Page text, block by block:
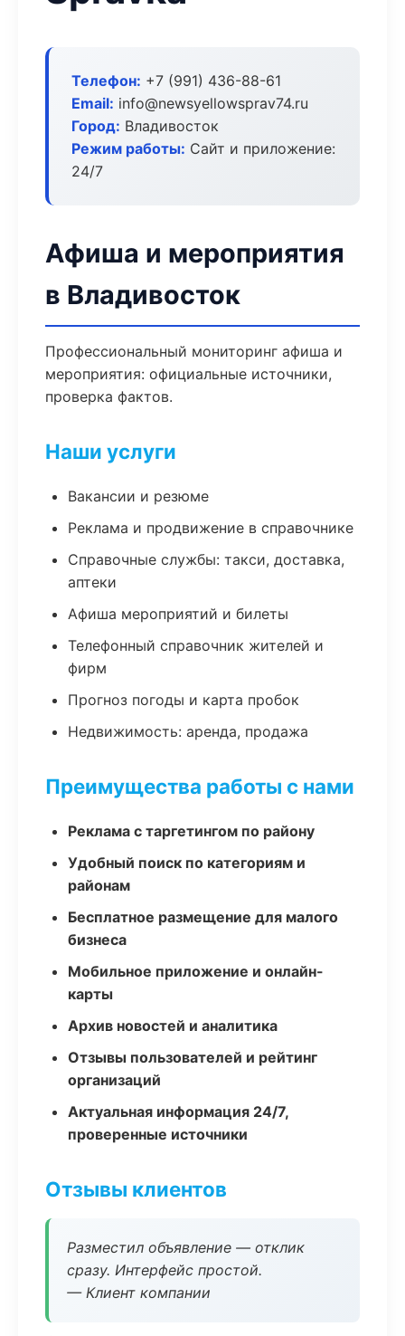
Телефон: +7 (991) 436-88-61
Email: info@newsyellowsprav74.ru
Город: Владивосток
Режим работы: Сайт и приложение:
24/7
Афиша и мероприятия
в Владивосток
Профессиональный мониторинг афиша и
мероприятия: официальные источники,
проверка фактов.
Наши услуги
Вакансии и резюме
Реклама и продвижение в справочнике
Справочные службы: такси, доставка,
аптеки
Афиша мероприятий и билеты
Телефонный справочник жителей и
фирм
Прогноз погоды и карта пробок
Недвижимость: аренда, продажа
Преимущества работы с нами
Реклама с таргетингом по району
Удобный поиск по категориям и
районам
Бесплатное размещение для малого
бизнеса
Мобильное приложение и онлайн-
карты
Архив новостей и аналитика
Отзывы пользователей и рейтинг
организаций
Актуальная информация 24/7,
проверенные источники
Отзывы клиентов
Разместил объявление — отклик
сразу. Интерфейс простой.
— Клиент компании